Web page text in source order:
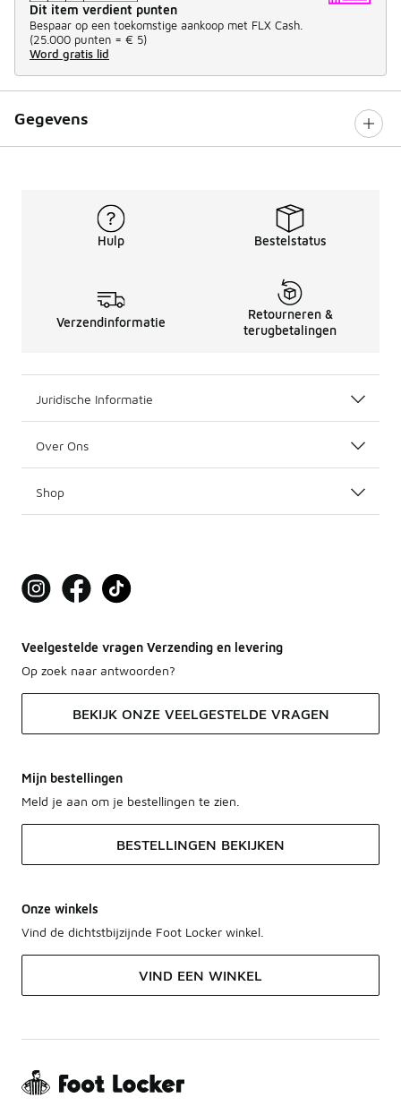
Dit item verdient punten
Bespaar op een toekomstige aankoop met FLX Cash.
(25.000 punten = € 5)
Word gratis lid
Gegevens
Hulp Bestelstatus
Verzendinformatie
Retourneren &
terugbetalingen
Juridische Informatie
Over Ons
Shop
Veelgestelde vragen Verzending en levering
Op zoek naar antwoorden?
BEKIJK ONZE VEELGESTELDE VRAGEN
Mijn bestellingen
Meld je aan om je bestellingen te zien.
BESTELLINGEN BEKIJKEN
Onze winkels
Vind de dichtstbijzijnde Foot Locker winkel.
VIND EEN WINKEL